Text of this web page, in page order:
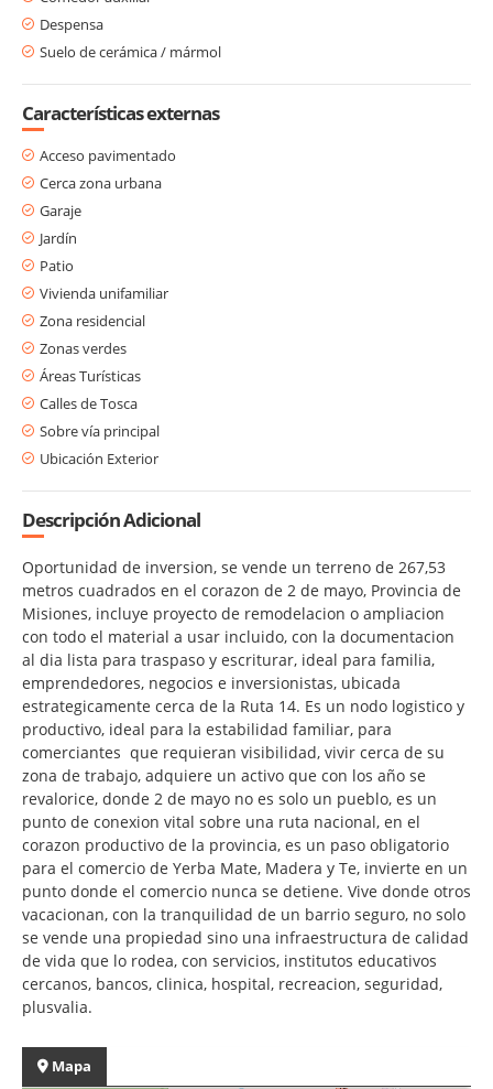
Despensa
Suelo de cerámica / mármol
Características externas
Acceso pavimentado
Cerca zona urbana
Garaje
Jardín
Patio
Vivienda unifamiliar
Zona residencial
Zonas verdes
Áreas Turísticas
Calles de Tosca
Sobre vía principal
Ubicación Exterior
Descripción Adicional
Oportunidad de inversion, se vende un terreno de 267,53
metros cuadrados en el corazon de 2 de mayo, Provincia de
Misiones, incluye proyecto de remodelacion o ampliacion
con todo el material a usar incluido, con la documentacion
al dia lista para traspaso y escriturar, ideal para familia,
emprendedores, negocios e inversionistas, ubicada
estrategicamente cerca de la Ruta 14. Es un nodo logistico y
productivo, ideal para la estabilidad familiar, para
comerciantes que requieran visibilidad, vivir cerca de su
zona de trabajo, adquiere un activo que con los año se
revalorice, donde 2 de mayo no es solo un pueblo, es un
punto de conexion vital sobre una ruta nacional, en el
corazon productivo de la provincia, es un paso obligatorio
para el comercio de Yerba Mate, Madera y Te, invierte en un
punto donde el comercio nunca se detiene. Vive donde otros
vacacionan, con la tranquilidad de un barrio seguro, no solo
se vende una propiedad sino una infraestructura de calidad
de vida que lo rodea, con servicios, institutos educativos
cercanos, bancos, clinica, hospital, recreacion, seguridad,
plusvalia.
Mapa